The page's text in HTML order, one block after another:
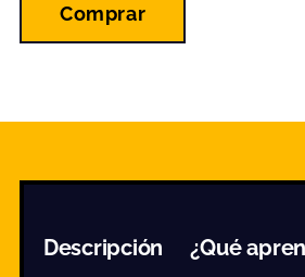
Comprar
Descripción ¿Qué